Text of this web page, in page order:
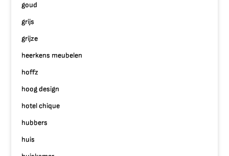
goud
grijs
grijze
heerkens meubelen
hoffz
hoog design
hotel chique
hubbers
huis